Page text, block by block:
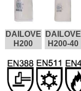
DAILOVE
H200
DAILOVE
H200-40